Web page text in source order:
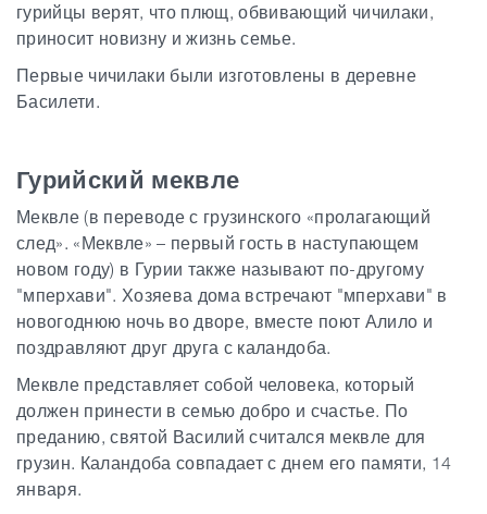
гурийцы верят, что плющ, обвивающий чичилаки,
приносит новизну и жизнь семье.
Первые чичилаки были изготовлены в деревне
Басилети.
Гурийский меквле
Меквле (в переводе с грузинского «пролагающий
след». «Меквле» – первый гость в наступающем
новом году) в Гурии также называют по-другому
"мперхави". Хозяева дома встречают "мперхави" в
новогоднюю ночь во дворе, вместе поют Алило и
поздравляют друг друга с каландоба.
Меквле представляет собой человека, который
должен принести в семью добро и счастье. По
преданию, святой Василий считался меквле для
грузин. Каландоба совпадает с днем ​​его памяти, 14
января.